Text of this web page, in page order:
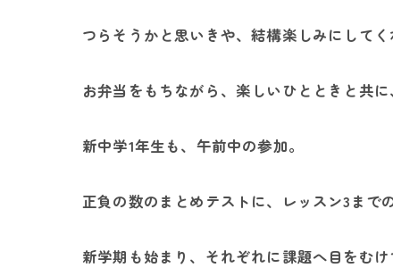
つらそうかと思いきや、結構楽しみにしてく
お弁当をもちながら、楽しいひとときと共
新中学1年生も、午前中の参加。
正負の数のまとめテストに、レッスン3まで
新学期も始まり、それぞれに課題へ目をむ